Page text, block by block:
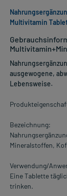
ausgewogene,
Lebensweise.
Bezeichnung:
Mineralstoffen,
Verwendung/
Eine Tablette
trinken.
Multivitamin